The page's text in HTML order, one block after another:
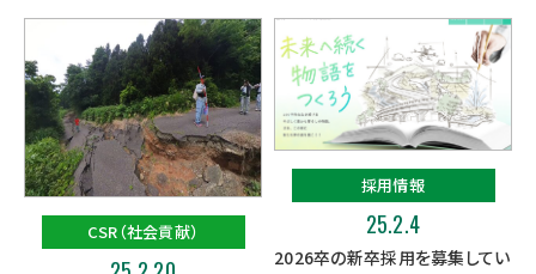
CSR（社会貢献）
採用情報
25.2.4
2026卒の新卒採用を募集してい